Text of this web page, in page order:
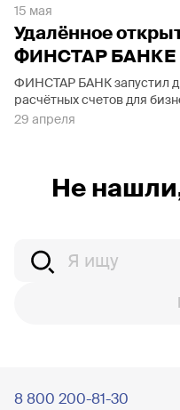
15 мая
Удалённое
ФИНСТАР БАНКЕ
ФИНСТАР БАНК запустил
расчётных счетов для
29 апреля
Не
8 800 200-81-30